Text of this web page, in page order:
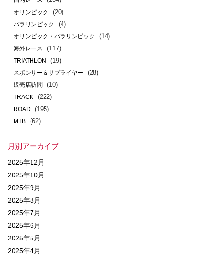
オリンピック (20)
パラリンピック (4)
オリンピック・パラリンピック (14)
海外レース (117)
TRIATHLON (19)
スポンサー＆サプライヤー (28)
販売店訪問 (10)
TRACK (222)
ROAD (195)
MTB (62)
月別アーカイブ
2025年12月
2025年10月
2025年9月
2025年8月
2025年7月
2025年6月
2025年5月
2025年4月